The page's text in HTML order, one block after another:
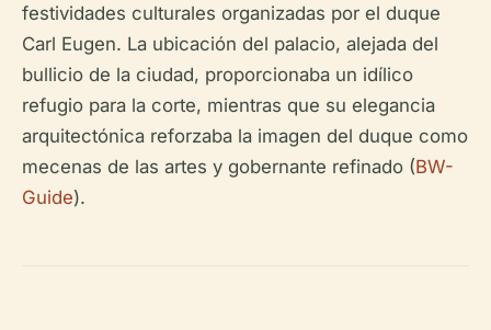
festividades culturales organizadas por el duque
Carl Eugen. La ubicación del palacio, alejada del
bullicio de la ciudad, proporcionaba un idílico
refugio para la corte, mientras que su elegancia
arquitectónica reforzaba la imagen del duque como
mecenas de las artes y gobernante refinado (BW-
Guide).